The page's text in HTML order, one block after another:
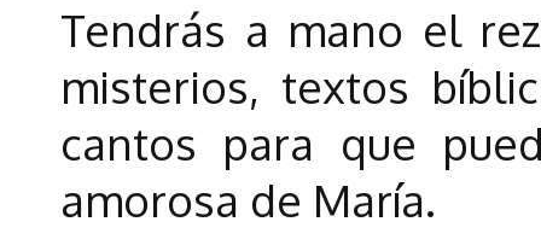
Tendrás a mano el
misterios, textos
cantos para que
amorosa de María.